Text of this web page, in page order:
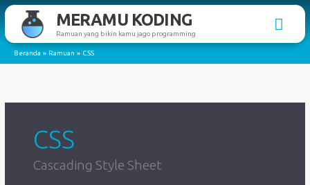
Lewati
konten
MERAMU KODING
Ramuan yang bikin kamu jago programming
Beranda Ramuan CSS
CSS
Cascading Style Sheet